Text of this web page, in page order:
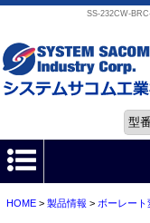
SS-232CW-
HOME> 製品情報 > ボーレート